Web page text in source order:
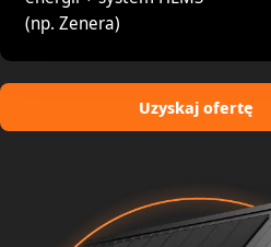
(np. Zenera)
Uzyskaj ofertę